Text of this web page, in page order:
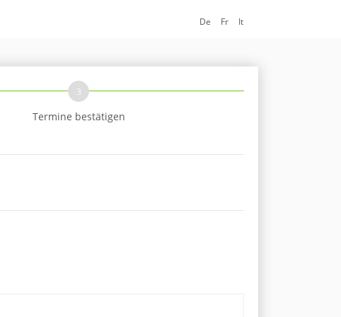
De Fr It
3
Termine bestätigen